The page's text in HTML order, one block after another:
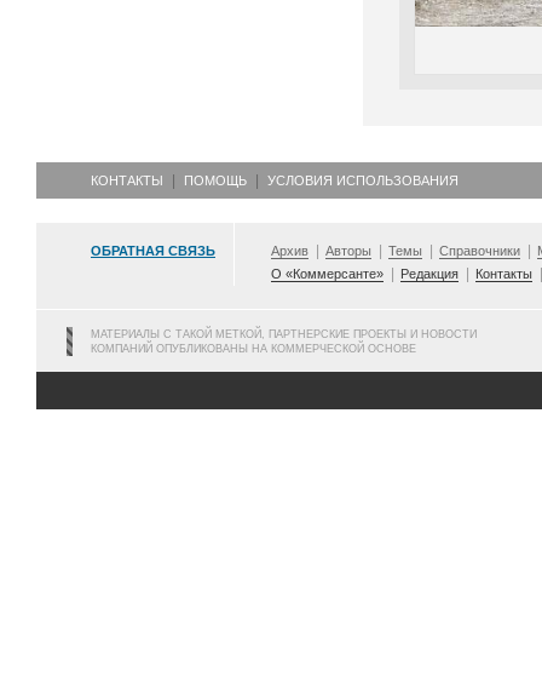
КОНТАКТЫ ПОМОЩЬ УСЛОВИЯ ИСПОЛЬЗОВАНИЯ
ОБРАТНАЯ СВЯЗЬ Архив Авторы Темы Справочники
О «Коммерсанте»
Редакция Контакты
МАТЕРИАЛЫ С ТАКОЙ МЕТКОЙ, ПАРТНЕРСКИЕ ПРОЕКТЫ И НОВОСТИ
КОМПАНИЙ ОПУБЛИКОВАНЫ НА КОММЕРЧЕСКОЙ ОСНОВЕ